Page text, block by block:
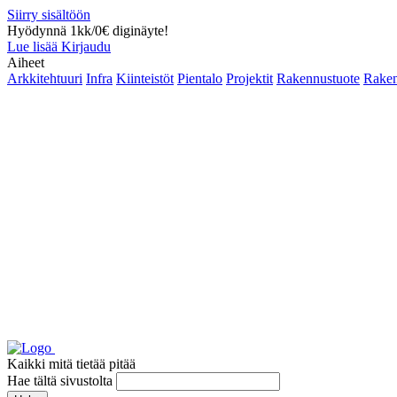
Siirry sisältöön
Hyödynnä 1kk/0€ diginäyte!
Lue lisää Kirjaudu
Aiheet
Arkkitehtuuri Infra Kiinteistöt Pientalo Projektit Rakennustuote
Kaikki mitä tietää pitää
Hae tältä sivustolta